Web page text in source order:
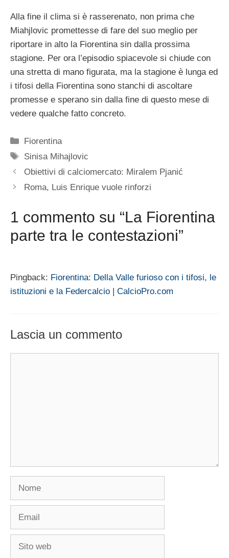
Alla fine il clima si è rasserenato, non prima che
Miahjlovic promettesse di fare del suo meglio per
riportare in alto la Fiorentina sin dalla prossima
stagione. Per ora l’episodio spiacevole si chiude con
una stretta di mano figurata, ma la stagione è lunga ed
i tifosi della Fiorentina sono stanchi di ascoltare
promesse e sperano sin dalla fine di questo mese di
vedere qualche fatto concreto.
Categorie
Fiorentina
Tag
Sinisa Mihajlovic
Obiettivi di calciomercato: Miralem Pjanić
Roma, Luis Enrique vuole rinforzi
1 commento su “La Fiorentina
parte tra le contestazioni”
Pingback: Fiorentina: Della Valle furioso con i tifosi, le
istituzioni e la Federcalcio | CalcioPro.com
Lascia un commento